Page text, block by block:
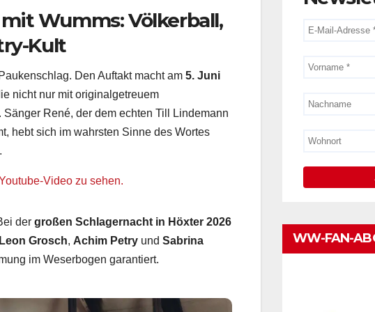
Wumms: Völkerball,
Kult
Den Auftakt macht am 5. Juni
nicht nur mit originalgetreuem
René, der dem echten Till Lindemann
hebt sich im wahrsten Sinne des Wortes
Video zu sehen.
der großen Schlagernacht in Höxter 2026
Grosch, Achim Petry und Sabrina
im Weserbogen garantiert.
WW-FAN-